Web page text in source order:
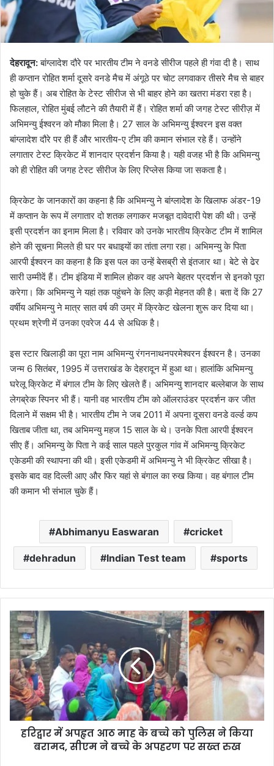
देहरादून:बांग्लादेश दौरे पर भारतीय टीम ने वनडे सीरीज पहले ही गंवा दी है। साथ
ही कप्तान रोहित शर्मा दूसरे वनडे मैच में अंगूठे पर चोट लगवाकर तीसरे मैच से बाहर
हो चुके हैं। अब रोहित के टेस्ट सीरीज से भी बाहर होने का खतरा मंडरा रहा है।
फिलहाल, रोहित मुंबई लौटने की तैयारी में हैं। रोहित शर्मा की जगह टेस्ट सीरीज़ में
अभिमन्यु ईश्वरन को मौका मिला है। 27 साल के अभिमन्यु ईश्वरन इस वक्त
बांग्लादेश दौरे पर ही हैं और भारतीय-ए टीम की कमान संभाल रहे हैं। उन्होंने
लगातार टेस्ट क्रिकेट में शानदार प्रदर्शन किया है। यही वजह भी है कि अभिमन्यु
को ही रोहित की जगह टेस्ट सीरीज के लिए रिप्लेस किया जा सकता है।
क्रिकेट के जानकारों का कहना है कि अभिमन्यु ने बांग्लादेश के खिलाफ अंडर-19
में कप्तान के रूप में लगातार दो शतक लगाकर मजबूत दावेदारी पेश की थी। उन्हें
इसी प्रदर्शन का इनाम मिला है। रविवार को उनके भारतीय क्रिकेट टीम में शामिल
होने की सूचना मिलते ही घर पर बधाइयों का तांता लगा रहा। अभिमन्यु के पिता
आरपी ईश्वरन का कहना है कि इस पल का उन्हें बेसब्री से इंतजार था। बेटे से ढेर
सारी उम्मीदें हैं। टीम इंडिया में शामिल होकर वह अपने बेहतर प्रदर्शन से इनको पूरा
करेगा। कि अभिमन्यु ने यहां तक पहुंचने के लिए कड़ी मेहनत की है। बता दें कि 27
वर्षीय अभिमन्यु ने मात्र सात वर्ष की उम्र में क्रिकेट खेलना शुरू कर दिया था।
प्रथम श्रेणी में उनका एवरेज 44 से अधिक है।
इस स्टार खिलाड़ी का पूरा नाम अभिमन्यु रंगननाथनपरमेश्वरन ईश्वरन है। उनका
जन्म 6 सितंबर, 1995 में उत्तराखंड के देहरादून में हुआ था। हालांकि अभिमन्यु
घरेलू क्रिकेट में बंगाल टीम के लिए खेलते हैं। अभिमन्यु शानदार बल्लेबाज के साथ
लेगब्रेक स्पिनर भी हैं। यानी वह भारतीय टीम को ऑलराउंडर प्रदर्शन कर जीत
दिलाने में सक्षम भी है। भारतीय टीम ने जब 2011 में अपना दूसरा वनडे वर्ल्ड कप
खिताब जीता था, तब अभिमन्यु महज 15 साल के थे। उनके पिता आरपी ईश्वरन
सीए हैं। अभिमन्यु के पिता ने कई साल पहले पुरकुल गांव में अभिमन्यु क्रिकेट
एकेडमी की स्थापना की थी। इसी एकेडमी में अभिमन्यु ने भी क्रिकेट सीखा है।
इसके बाद वह दिल्ली आए और फिर यहां से बंगाल का रुख किया। वह बंगाल टीम
की कमान भी संभाल चुके हैं।
Abhimanyu Easwaran cricket
dehradun Indian Test team sports
हरिद्वार
में
अपहृत
आठ
माह
के
बच्चे
को
पुलिस
हरिद्वार में अपहृत आठ माह के बच्चे को पुलिस ने किया
बरामद, सीएम ने बच्चे के अपहरण पर सख्त रुख